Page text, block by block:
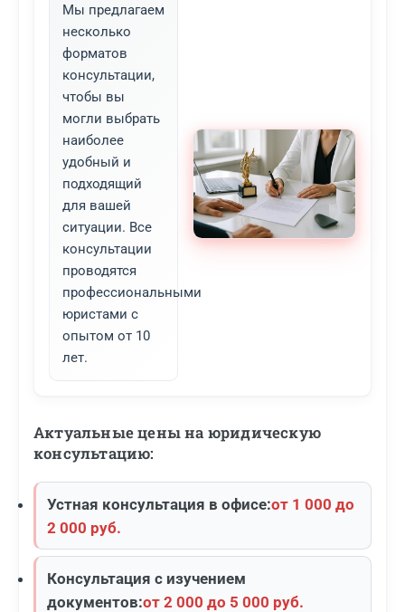
Мы предлагаем
несколько
форматов
консультации,
чтобы вы
могли выбрать
наиболее
удобный и
подходящий
для вашей
ситуации. Все
консультации
проводятся
профессиональными
юристами с
опытом от 10
лет.
Актуальные цены на юридическую
консультацию:
Устная консультация в офисе:от 1 000 до
2 000 руб.
Консультация с изучением
документов:от 2 000 до 5 000 руб.